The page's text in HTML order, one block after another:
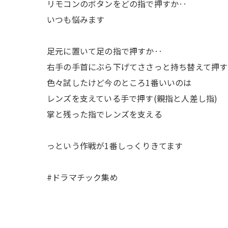
リモコンのボタンをどの指で押すか‥
いつも悩みます
足元に置いて足の指で押すか‥
右手の手首にぶら下げてささっと持ち替えて押
色々試したけど今のところ1番いいのは
レンズを支えている手で押す(親指と人差し指)
掌と残った指でレンズを支える
っという作戦が1番しっくりきてます
#ドラマチック集め